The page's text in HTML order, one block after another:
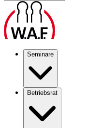
Seminare
Betriebsrat